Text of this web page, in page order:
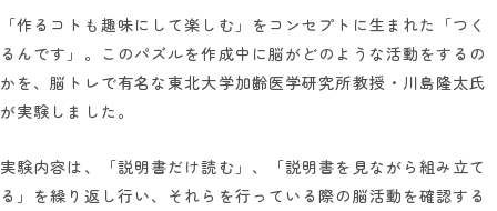
「作るコトも趣味にして楽しむ」をコンセプトに生まれた「つく
るんです」。このパズルを作成中に脳がどのような活動をするの
かを、脳トレで有名な東北大学加齢医学研究所教授・川島隆太氏
が実験しました。
実験内容は、「説明書だけ読む」、「説明書を見ながら組み立て
る」を繰り返し行い、それらを行っている際の脳活動を確認する